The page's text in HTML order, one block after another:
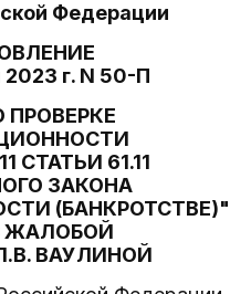
Федерации
г. N 50-П
ПРОВЕРКЕ
СТАТЬИ 61.11
ЗАКОНА
(БАНКРОТСТВЕ)"
ЖАЛОБОЙ
ВАУЛИНОЙ